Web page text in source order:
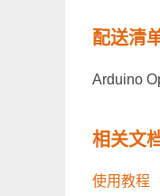
配送清
Arduino
相关文
使用教程